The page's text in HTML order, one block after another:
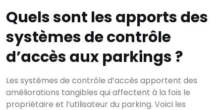
Quels sont les apports des
systèmes de contrôle
d’accès aux parkings ?
Les systèmes de contrôle d’accès apportent des
améliorations tangibles qui affectent à la fois le
propriétaire et l’utilisateur du parking. Voici les